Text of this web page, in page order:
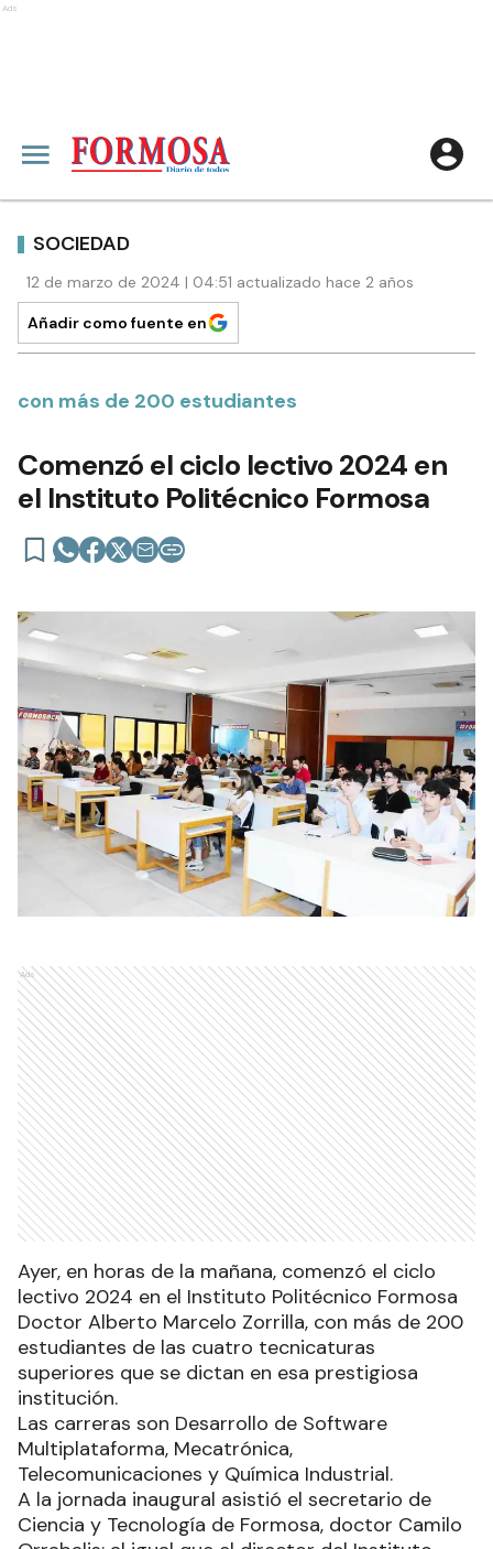
Ads
SOCIEDAD
12 de marzo de 2024 | 04:51 actualizado hace 2 años
Añadir como fuente en
con más de 200 estudiantes
Comenzó el ciclo lectivo 2024 en
el Instituto Politécnico Formosa
Ads
Ayer, en horas de la mañana, comenzó el ciclo
lectivo 2024 en el Instituto Politécnico Formosa
Doctor Alberto Marcelo Zorrilla, con más de 200
estudiantes de las cuatro tecnicaturas
superiores que se dictan en esa prestigiosa
institución.
Las carreras son Desarrollo de Software
Multiplataforma, Mecatrónica,
Telecomunicaciones y Química Industrial.
A la jornada inaugural asistió el secretario de
Ciencia y Tecnología de Formosa, doctor Camilo